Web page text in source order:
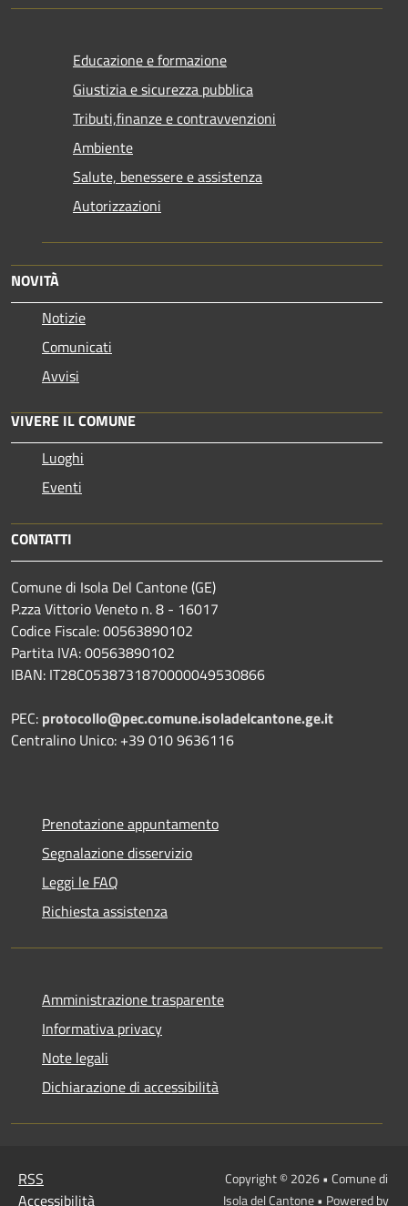
Educazione e formazione
Giustizia e sicurezza pubblica
Tributi,finanze e contravvenzioni
Ambiente
Salute, benessere e assistenza
Autorizzazioni
NOVITÀ
Notizie
Comunicati
Avvisi
VIVERE IL COMUNE
Luoghi
Eventi
CONTATTI
Comune di Isola Del Cantone (GE)
P.zza Vittorio Veneto n. 8 - 16017
Codice Fiscale: 00563890102
Partita IVA: 00563890102
IBAN: IT28C0538731870000049530866
PEC: protocollo@pec.comune.isoladelcantone.ge.it
Centralino Unico: +39 010 9636116
Prenotazione appuntamento
Segnalazione disservizio
Leggi le FAQ
Richiesta assistenza
Amministrazione trasparente
Informativa privacy
Note legali
Dichiarazione di accessibilità
RSS
Accessibilità
Copyright © 2026 • Comune di
Isola del Cantone • Powered by